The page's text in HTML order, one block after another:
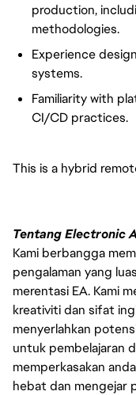
production,
methodologies.
Experience
systems.
Familiarity with
CI/CD practices.
This is a hybrid
Tentang Electronic
Kami berbangga
pengalaman yang
merentasi EA. Kami
kreativiti dan sifat
menyerlahkan
untuk pembelajaran
memperkasakan
hebat dan mengejar